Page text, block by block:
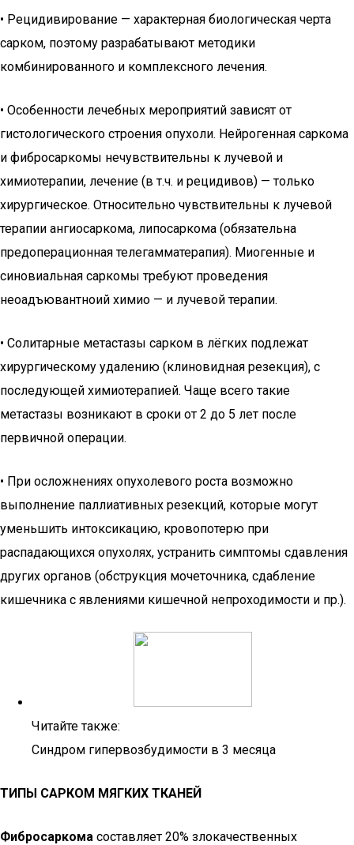
• Рецидивирование — характерная биологическая черта
сарком, поэтому разрабатывают методики
комбинированного и комплексного лечения.
• Особенности лечебных мероприятий зависят от
гистологического строения опухоли. Нейрогенная саркома
и фибросаркомы нечувствительны к лучевой и
химиотерапии, лечение (в т.ч. и рецидивов) — только
хирургическое. Относительно чувствительны к лучевой
терапии ангиосаркома, липосаркома (обязательна
предоперационная телегамматерапия). Миогенные и
синовиальная саркомы требуют проведения
неоадъювантноий химио — и лучевой терапии.
• Солитарные метастазы сарком в лёгких подлежат
хирургическому удалению (клиновидная резекция), с
последующей химиотерапией. Чаще всего такие
метастазы возникают в сроки от 2 до 5 лет после
первичной операции.
• При осложнениях опухолевого роста возможно
выполнение паллиативных резекций, которые могут
уменьшить интоксикацию, кровопотерю при
распадающихся опухолях, устранить симптомы сдавления
других органов (обструкция мочеточника, сдабление
кишечника с явлениями кишечной непроходимости и пр.).
Читайте также:
Синдром гипервозбудимости в 3 месяца
ТИПЫ САРКОМ МЯГКИХ ТКАНЕЙ
Фибросаркома составляет 20% злокачественных